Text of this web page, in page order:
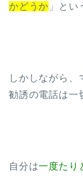
かどうか 」とい
しかしながら、
勧誘の電話は一
自分は一度たり